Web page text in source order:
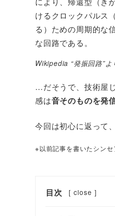
けるクロックパルス
る）ための周期的な
な回路である。
Wikipedia “発振回路”よ
…だそうで、技術屋
感は音そのものを発
今回は初心に返って
※以前記事を書いたシンセ
目次 [ close ]